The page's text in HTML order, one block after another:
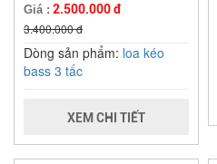
Giá : 2.500.000 đ
3.400.000 đ
Dòng sản phẩm: loa kéo
bass 3 tấc
XEM CHI TIẾT